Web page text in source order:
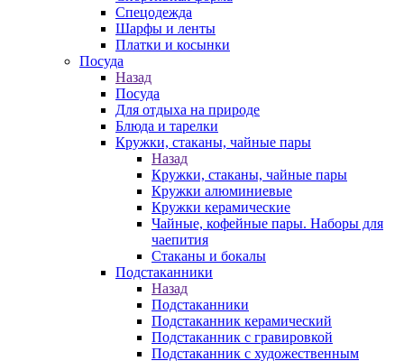
Спецодежда
Шарфы и ленты
Платки и косынки
Посуда
Назад
Посуда
Для отдыха на природе
Блюда и тарелки
Кружки, стаканы, чайные пары
Назад
Кружки, стаканы, чайные пары
Кружки алюминиевые
Кружки керамические
Чайные, кофейные пары. Наборы для
чаепития
Стаканы и бокалы
Подстаканники
Назад
Подстаканники
Подстаканник керамический
Подстаканник c гравировкой
Подстаканник с художественным